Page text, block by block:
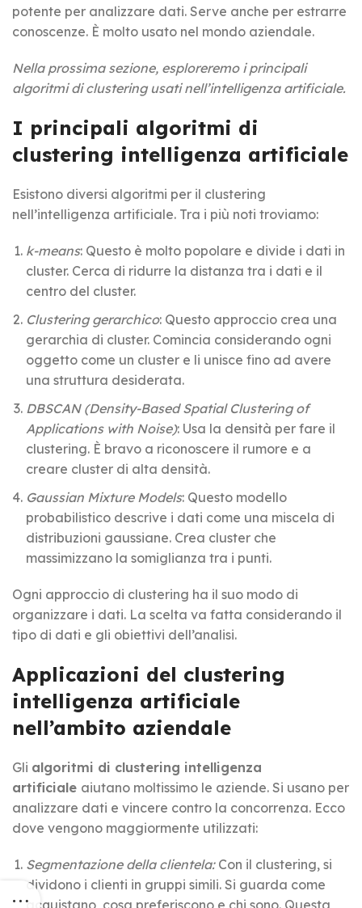
potente per analizzare dati. Serve anche per estrarre
conoscenze. È molto usato nel mondo aziendale.
Nella prossima sezione, esploreremo i principali
algoritmi di clustering usati nell’intelligenza artificiale.
I principali algoritmi di
clustering intelligenza artificiale
Esistono diversi algoritmi per il clustering
nell’intelligenza artificiale. Tra i più noti troviamo:
k-means: Questo è molto popolare e divide i dati in
cluster. Cerca di ridurre la distanza tra i dati e il
centro del cluster.
Clustering gerarchico: Questo approccio crea una
gerarchia di cluster. Comincia considerando ogni
oggetto come un cluster e li unisce fino ad avere
una struttura desiderata.
DBSCAN (Density-Based Spatial Clustering of
Applications with Noise): Usa la densità per fare il
clustering. È bravo a riconoscere il rumore e a
creare cluster di alta densità.
Gaussian Mixture Models: Questo modello
probabilistico descrive i dati come una miscela di
distribuzioni gaussiane. Crea cluster che
massimizzano la somiglianza tra i punti.
Ogni approccio di clustering ha il suo modo di
organizzare i dati. La scelta va fatta considerando il
tipo di dati e gli obiettivi dell’analisi.
Applicazioni del clustering
intelligenza artificiale
nell’ambito aziendale
Gli algoritmi di clustering intelligenza
artificiale aiutano moltissimo le aziende. Si usano per
analizzare dati e vincere contro la concorrenza. Ecco
dove vengono maggiormente utilizzati:
Segmentazione della clientela:Con il clustering, si
dividono i clienti in gruppi simili. Si guarda come
acquistano, cosa preferiscono e chi sono. Questa